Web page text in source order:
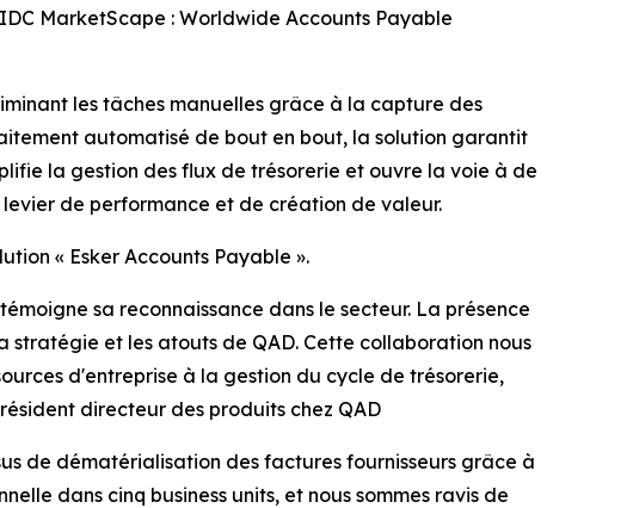
MarketScape : Worldwide Accounts Payable
les tâches manuelles grâce à la capture des
automatisé de bout en bout, la solution garantit
la gestion des flux de trésorerie et ouvre la voie à de
de performance et de création de valeur.
« Esker Accounts Payable ».
sa reconnaissance dans le secteur. La présence
et les atouts de QAD. Cette collaboration nous
d'entreprise à la gestion du cycle de trésorerie,
directeur des produits chez QAD
de dématérialisation des factures fournisseurs grâce à
dans cinq business units, et nous sommes ravis de